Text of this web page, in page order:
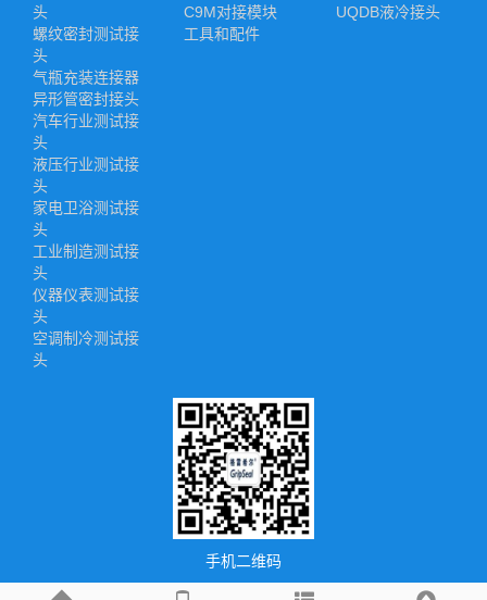
头
螺纹密封测试接
头
气瓶充装连接器
异形管密封接头
汽车行业测试接
头
液压行业测试接
头
家电卫浴测试接
头
工业制造测试接
头
仪器仪表测试接
头
空调制冷测试接
头
C9M对接模块
工具和配件
UQDB液冷接头
手机二维码